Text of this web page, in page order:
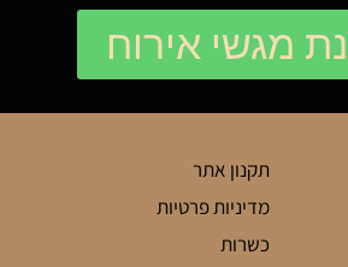
מגשי אירוח
תקנון אתר
מדיניות פרטיות
כשרות